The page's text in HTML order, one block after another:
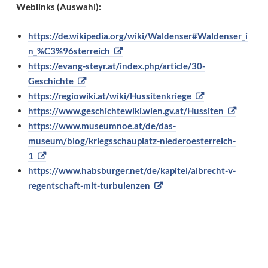
Weblinks (Auswahl):
https://de.wikipedia.org/wiki/Waldenser#Waldenser_i
n_%C3%96sterreich
https://evang-steyr.at/index.php/article/30-
Geschichte
https://regiowiki.at/wiki/Hussitenkriege
https://www.geschichtewiki.wien.gv.at/Hussiten
https://www.museumnoe.at/de/das-
museum/blog/kriegsschauplatz-niederoesterreich-
1
https://www.habsburger.net/de/kapitel/albrecht-v-
regentschaft-mit-turbulenzen